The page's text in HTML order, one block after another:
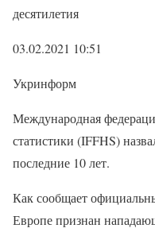
десятилетия
03.02.2021 10:51
Укринформ
Международная
статистики (IFFHS)
последние 10 лет.
Как сообщает
Европе признан